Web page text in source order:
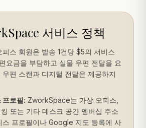
서비스 정책
피스 회원은 발송 1건당 $5의 서비스
요금을 부담하고 실물 우편 전달을 요
우편 스캔과 디지털 전달은 제공하지
로필: ZworkSpace는 가상 오피스,
또는 기타 데스크 공간 멤버십 주소
프로필이나 Google 지도 등록에 사